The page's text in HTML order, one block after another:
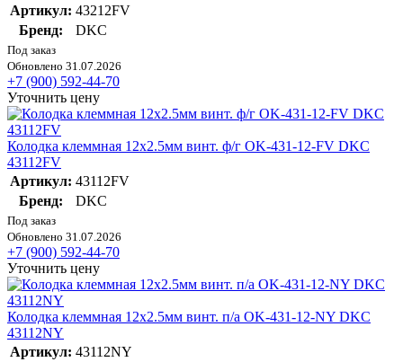
Артикул: 43212FV
Бренд:
DKC
Под заказ
Обновлено 31.07.2026
+7 (900) 592-44-70
Уточнить цену
Колодка клеммная 12х2.5мм винт. ф/г OK-431-12-FV DKC
43112FV
Артикул: 43112FV
Бренд:
DKC
Под заказ
Обновлено 31.07.2026
+7 (900) 592-44-70
Уточнить цену
Колодка клеммная 12х2.5мм винт. п/а OK-431-12-NY DKC
43112NY
Артикул: 43112NY